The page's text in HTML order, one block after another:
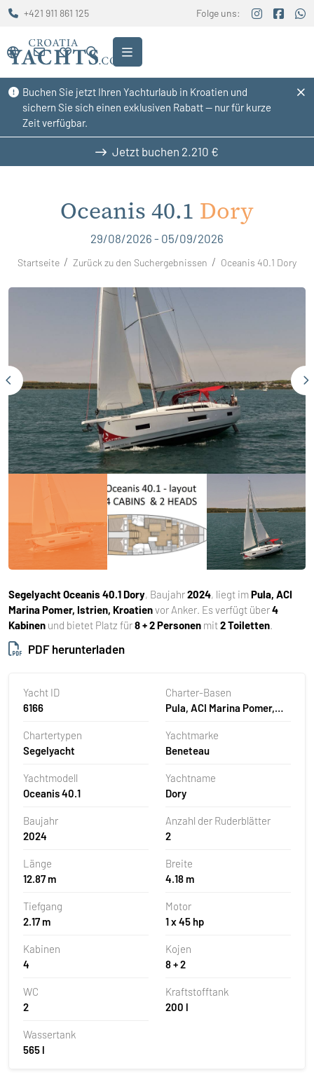
Buchen Sie jetzt Ihren Yachturlaub in Kroatien und
sichern Sie sich einen exklusiven Rabatt — nur für kurze
Zeit verfügbar.
+421 911 861 125 Folge uns:
Jetzt buchen 2.210 €
Oceanis 40.1 Dory
29/08/2026 - 05/09/2026
Startseite Zurück zu den Suchergebnissen Oceanis 40.1 Dory
SegelyachtOceanis 40.1 Dory, Baujahr2024, liegt imPula, ACI
Marina Pomer, Istrien, Kroatienvor Anker. Es verfügt über4
Kabinen und bietet Platz für8 + 2 Personen mit2 Toiletten.
PDF herunterladen
Yacht ID
6166
Charter-Basen
Pula, ACI Marina Pomer,
Chartertypen
Segelyacht
Yachtmarke
Beneteau
Yachtmodell
Oceanis 40.1
Yachtname
Dory
Baujahr
2024
Anzahl der Ruderblätter
2
Länge
12.87 m
Breite
4.18 m
Tiefgang
2.17 m
Motor
1 x 45 hp
Kabinen
4
Kojen
8 + 2
WC
2
Kraftstofftank
200 l
Wassertank
565 l